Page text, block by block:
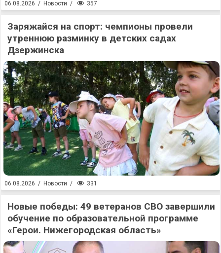
06.08.2026 / Новости / 357
Заряжайся на спорт: чемпионы провели
утреннюю разминку в детских садах
Дзержинска
06.08.2026 / Новости / 331
Новые победы: 49 ветеранов СВО завершили
обучение по образовательной программе
«Герои. Нижегородская область»